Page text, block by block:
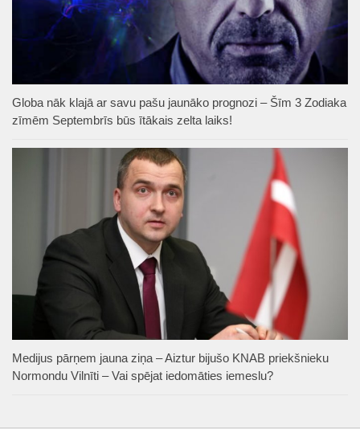
Globa nāk klajā ar savu pašu jaunāko prognozi – Šīm 3 Zodiaka
zīmēm Septembrīs būs ītākais zelta laiks!
Medijus pārņem jauna ziņa – Aiztur bijušo KNAB priekšnieku
Normondu Vilnīti – Vai spējat iedomāties iemeslu?